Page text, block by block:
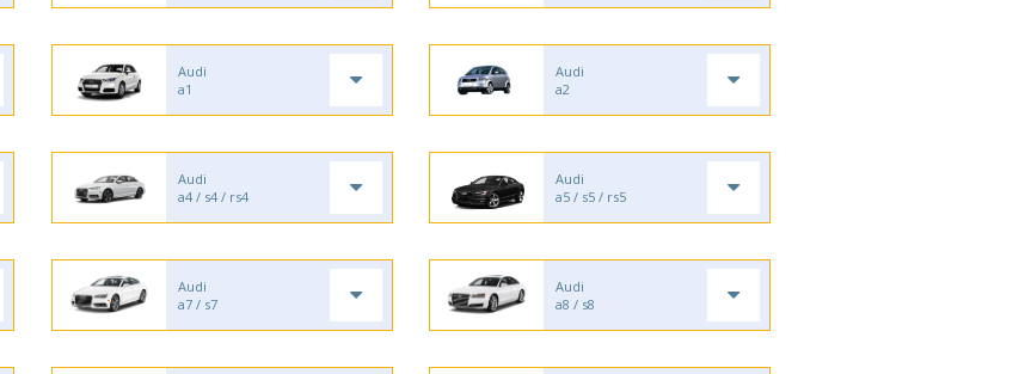
Audi
a1
Audi
a2
Audi
a4 / s4 / rs4
Audi
a5 / s5 / rs5
Audi
a7 / s7
Audi
a8 / s8